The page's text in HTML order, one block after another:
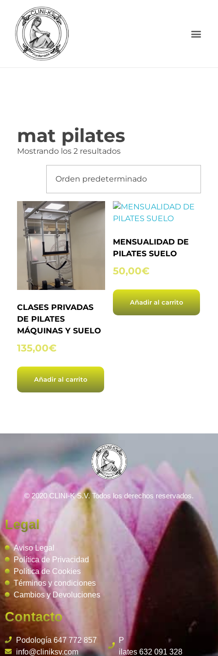
mat pilates
Mostrando los 2 resultados
CLASES PRIVADAS
DE PILATES
MÁQUINAS Y SUELO
135,00€
Añadir al carrito
MENSUALIDAD DE
PILATES SUELO
50,00€
Añadir al carrito
© 2020 CLINI-K S.V. Todos los derechos reservados.
Legal
Aviso Legal
Política de Privacidad
Política de Cookies
Términos y condiciones
Cambios y Devoluciones
Contacto
Podología 647 772 857
info@cliniksv.com
P
ilates 632 091 328